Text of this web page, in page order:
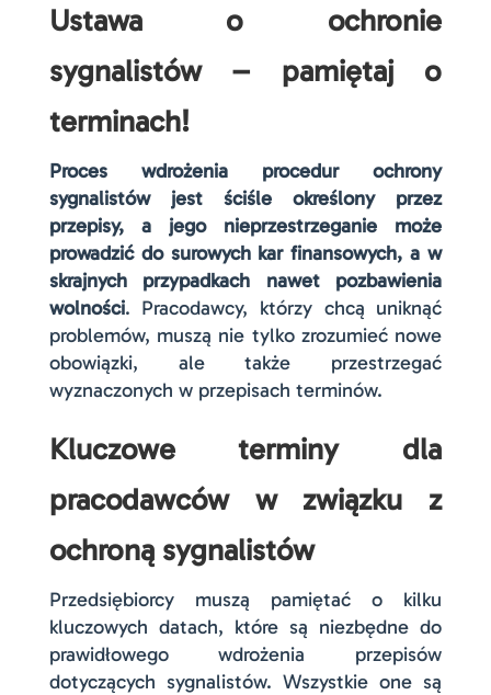
Ustawa o ochronie
sygnalistów – pamiętaj o
terminach!
Proces wdrożenia procedur ochrony
sygnalistów jest ściśle określony przez
przepisy, a jego nieprzestrzeganie może
prowadzić do surowych kar finansowych, a w
skrajnych przypadkach nawet pozbawienia
wolności. Pracodawcy, którzy chcą uniknąć
problemów, muszą nie tylko zrozumieć nowe
obowiązki, ale także przestrzegać
wyznaczonych w przepisach terminów.
Kluczowe terminy dla
pracodawców w związku z
ochroną sygnalistów
Przedsiębiorcy muszą pamiętać o kilku
kluczowych datach, które są niezbędne do
prawidłowego wdrożenia przepisów
dotyczących sygnalistów. Wszystkie one są